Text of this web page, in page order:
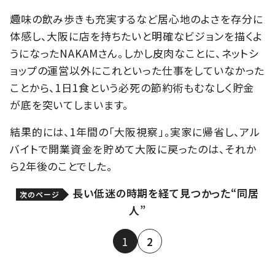
趣味の飲み歩きも充実するなど居心地のよさを存分に
体感し、大阪に店を持ちたいと明確なビジョンを描くよ
うになったNAKAMさん。しかし皮肉なことに、ネットシ
ョップの運営以外にこれといった仕事をしていなかった
ことから、1日1食という必死の節約術もむなしく貯金
が底を突いてしまいます。
結果的には、1年間の「大阪視察」。実家に帰省し、アル
バイトで開業資金を貯めて大阪に戻ったのは、それか
ら2年後のことでした。
次のページ
長い低迷の時期を経て見つかった“同居
人”
1 2